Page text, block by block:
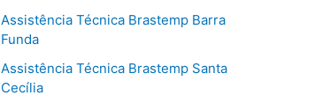
Assistência Técnica Brastemp Barra
Funda
Assistência Técnica Brastemp Santa
Cecília